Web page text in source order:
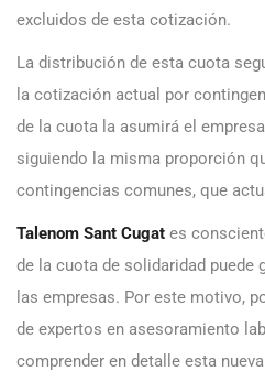
excluidos de esta cotización.
La distribución de esta cuota
la cotización actual por
de la cuota la asumirá el
siguiendo la misma proporción
contingencias comunes, que
Talenom Sant Cugat es
de la cuota de solidaridad puede
las empresas. Por este motivo,
de expertos en asesoramiento
comprender en detalle esta